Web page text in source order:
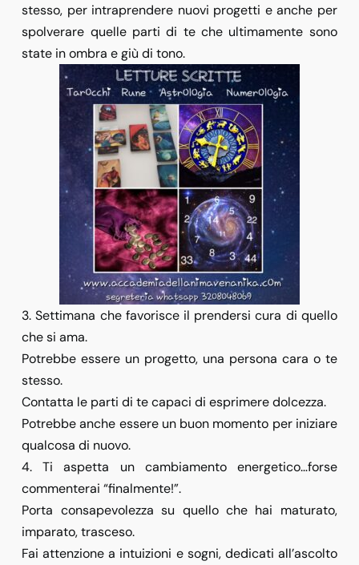
stesso, per intraprendere nuovi progetti e anche per
spolverare quelle parti di te che ultimamente sono
state in ombra e giù di tono.
3. Settimana che favorisce il prendersi cura di quello
che si ama.
Potrebbe essere un progetto, una persona cara o te
stesso.
Contatta le parti di te capaci di esprimere dolcezza.
Potrebbe anche essere un buon momento per iniziare
qualcosa di nuovo.
4. Ti aspetta un cambiamento energetico…forse
commenterai “finalmente!”.
Porta consapevolezza su quello che hai maturato,
imparato, trasceso.
Fai attenzione a intuizioni e sogni, dedicati all’ascolto